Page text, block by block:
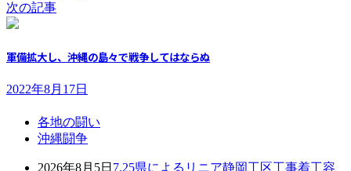
次の記事
軍備拡大し、沖縄の島々で戦争してはならぬ
2022年8月17日
各地の闘い
沖縄闘争
2026年8月5日 7.25県によるリニア静岡工区工事着工容